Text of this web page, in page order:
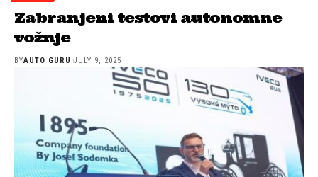
Zabranjeni testovi autonomne
vožnje
BYAUTO GURU JULY 9, 2025